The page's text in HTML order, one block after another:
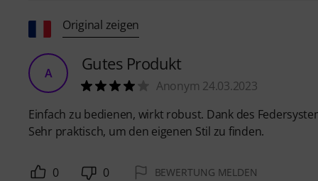
Original zeigen
A Gutes Produkt
Anonym 24.03.2023
Einfach zu bedienen, wirkt robust. Dank des
Sehr praktisch, um den eigenen Stil zu finden.
0 0 BEWERTUNG MELDEN